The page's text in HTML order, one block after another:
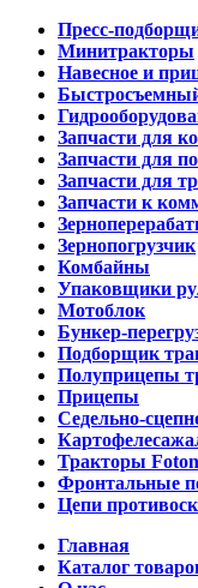
Пресс-
Минитракторы
Навесное и
Запчасти для
Запчасти для
Запчасти для
Запчасти к
Зернопогрузчик
Комбайны
Упаковщики
Мотоблок
Бункер-
Подборщик
Полуприцепы
Прицепы
Седельно-
Тракторы
Фронтальные
Цепи
Главная
Каталог